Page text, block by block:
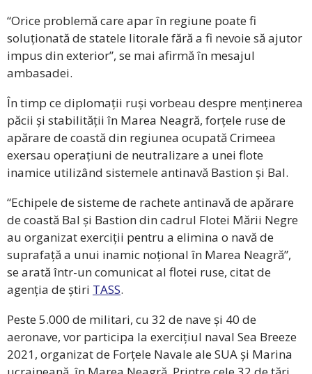
“Orice problemă care apar în regiune poate fi
soluționată de statele litorale fără a fi nevoie să ajutor
impus din exterior”, se mai afirmă în mesajul
ambasadei.
În timp ce diplomații ruși vorbeau despre menținerea
păcii și stabilității în Marea Neagră, forțele ruse de
apărare de coastă din regiunea ocupată Crimeea
exersau operațiuni de neutralizare a unei flote
inamice utilizând sistemele antinavă Bastion și Bal.
“Echipele de sisteme de rachete antinavă de apărare
de coastă Bal și Bastion din cadrul Flotei Mării Negre
au organizat exerciții pentru a elimina o navă de
suprafață a unui inamic noțional în Marea Neagră”,
se arată într-un comunicat al flotei ruse, citat de
agenția de știri TASS.
Peste 5.000 de militari, cu 32 de nave și 40 de
aeronave, vor participa la exercițiul naval Sea Breeze
2021, organizat de Forțele Navale ale SUA și Marina